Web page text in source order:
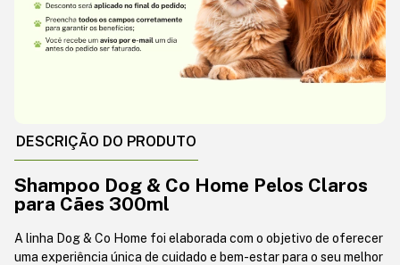
DESCRIÇÃO DO PRODUTO
Shampoo Dog & Co Home Pelos Claros
para Cães 300ml
A linha Dog & Co Home foi elaborada com o objetivo de oferecer
uma experiência única de cuidado e bem-estar para o seu melhor